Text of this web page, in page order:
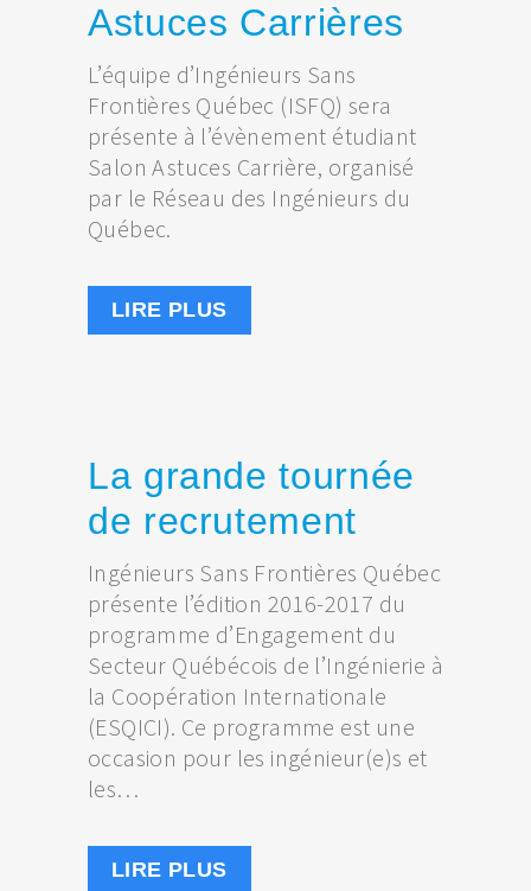
Astuces Carrières
L’équipe d’Ingénieurs Sans
Frontières Québec (ISFQ) sera
présente à l’évènement étudiant
Salon Astuces Carrière, organisé
par le Réseau des Ingénieurs du
Québec.
LIRE PLUS
La grande tournée
de recrutement
Ingénieurs Sans Frontières Québec
présente l’édition 2016-2017 du
programme d’Engagement du
Secteur Québécois de l’Ingénierie à
la Coopération Internationale
(ESQICI). Ce programme est une
occasion pour les ingénieur(e)s et
les…
LIRE PLUS